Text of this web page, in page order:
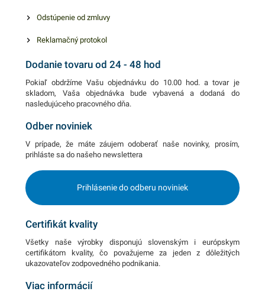
Odstúpenie od zmluvy
Reklamačný protokol
Dodanie tovaru od 24 - 48 hod
Pokiaľ obdržíme Vašu objednávku do 10.00 hod. a tovar je
skladom, Vaša objednávka bude vybavená a dodaná do
nasledujúceho pracovného dňa.
Odber noviniek
V prípade, že máte záujem odoberať naše novinky, prosím,
prihláste sa do našeho newslettera
Prihlásenie do odberu noviniek
Certifikát kvality
Všetky naše výrobky disponujú slovenským i európskym
certifikátom kvality, čo považujeme za jeden z dôležitých
ukazovateľov zodpovedného podnikania.
Viac informácií